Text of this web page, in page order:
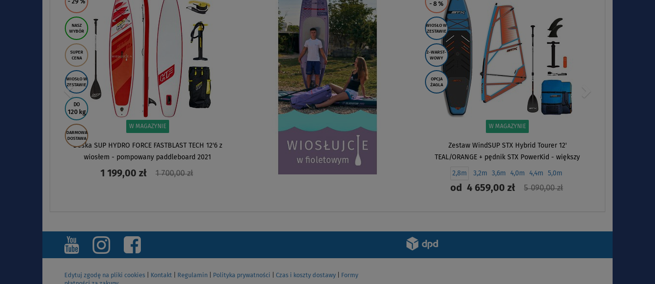
- 29 %
NASZ
WYBÓR
SUPER
CENA
WIOSŁO W
ZESTAWIE
DO
120 kg
DARMOWA
DOSTAWA
W MAGAZYNIE
Deska SUP HYDRO FORCE FASTBLAST TECH 12'6 z
wiosłem - pompowany paddleboard 2021
1 199,00 zł 1 700,00 zł
- 8 %
WIOSŁO W
ZESTAWIE
2-WARST-
WOWY
OPCJA
ŻAGLA
W MAGAZYNIE
Zestaw WindSUP STX Hybrid Tourer 12'
TEAL/ORANGE + pędnik STX PowerKid - większy
komplet do pływania SUP i nauki windsurfingu
2,8m 3,2m 3,6m 4,0m 4,4m 5,0m
od 4 659,00 zł 5 090,00 zł
Edytuj zgodę na pliki cookies Kontakt Regulamin Polityka prywatności Czas i koszty dostawy
Formy